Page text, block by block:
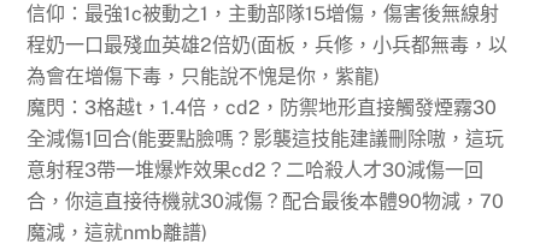
信仰：最強1c被動之1，主動部隊15增傷，傷害後無線射
程奶一口最殘血英雄2倍奶(面板，兵修，小兵都無毒，以
為會在增傷下毒，只能說不愧是你，紫龍)
魔閃：3格越t，1.4倍，cd2，防禦地形直接觸發煙霧30
全減傷1回合(能要點臉嗎？影襲這技能建議刪除嗷，這玩
意射程3帶一堆爆炸效果cd2？二哈殺人才30減傷一回
合，你這直接待機就30減傷？配合最後本體90物減，70
魔減，這就nmb離譜)